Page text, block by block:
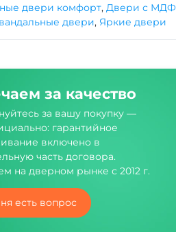
двери комфорт, Двери с МДФ
двери, Яркие двери
за качество
за вашу покупку —
гарантийное
включено в
часть договора.
на дверном рынке с 2012 г.
есть вопрос